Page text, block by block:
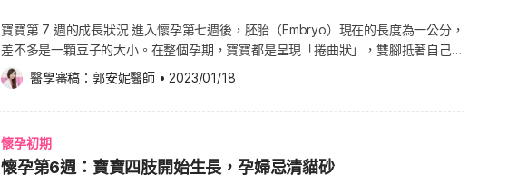
有機） 精油還能添加在面膜、沐浴乳、乳液及噴霧等保養品內，以更便利多樣的形
式提供孕婦選擇使用。值得注意的是，當懷孕的媽媽在使用精油按摩腹部時，應特別
狀。 「油」如神助！孕期3階段疲倦焦慮 擦對變美麗 在不同孕期間，孕婦可能會出
易出現的症狀。子宮隨著胎兒逐漸長大也開始被撐大，間接增加膀胱的壓力，容易出
現頻尿的情形；此階段也容易因荷爾蒙的變化，出現情緒化與疲倦的狀況。在身心都
認證之有機農產品驗證機構，就多達16家之多。 不同的國家對「有機」也有不同標
準。根據美國農業部（United States Department of Agriculture，簡稱USDA）規
章顯示，有機成分比例須達95%以上，方得於外包裝標明為Organic，也就是「有
機」商品。 而有機的個人護理產品若含有農作物成分，也必須達到有機食材的標準
才行。這包含了原料生長於該地的土壤必須至少在3年內沒有使用過任何的禁用物
料、不能在耕地出現汙水汙泥等各種規則。 因此所謂「有機」的美妝與保養品，與
一般保養商品的差異就在於成份來源，皆標榜以可溯源有據的有機農場、有機莊園為
劉奕吟醫師表示，生理性的妊娠甲狀腺亢進通常不會對孕婦或胎兒健康造成危險。但
甲狀腺亢進未治療或是控制較差的孕婦，懷孕容易併發流產、早產、子癲前症、死
產，甚至因甲狀腺風暴（Thyroid storm），導致充血性心臟衰竭死亡率相當高。 若
取剖腹生產，而剛出生的寶寶可能會有心跳加快、發抖、流汗、低體重或是生長遲
滯，甲狀腺腫大、心因性胎兒水腫等情形。 如何診斷妊娠甲狀腺亢進 準媽媽在懷孕
前可至醫院檢查甲狀腺機能，抽血檢驗血清的游離型甲狀腺素（Free T3、Free
T4）、甲狀腺刺激素濃度（TSH）、抗甲狀腺過氧化酶抗體（Microsomal Ab）及
化學成分盡量少碰 現在許多消費者非常在意保養品的成分，是因為其內所含的化學
物質很可能不會為我們的健康加分。據國家衛生研究院的所提供的資訊指出，洗面乳
甲酸二乙酯（Diethyl phthalate，簡稱DEP）」的塑化劑。 孕媽咪使用這種含有塑
意的是：某些成分，例如含有 A 酸和水楊酸的產品絕對不能在孕期使用，因為很有
可能提高產下畸型兒的風險，所以一定要請教專業的醫事人員為先。 只要成分天然
寶寶第 7 週的成長狀況 進入懷孕第七週後，胚胎（Embryo）現在的長度為一公分，
差不多是一顆豆子的大小。在整個孕期，寶寶都是呈現「捲曲狀」，雙腳抵著自己小
小的身軀，難得會有伸直的姿勢。 因此要精確地量出寶寶的身長不大容易，這也是
為什麼醫事人員要測量寶寶的實際身高時，是從頭頂量到臀部尾椎的「坐高」，而不
是從頭頂量到腳趾的直立身長。 我們在懷孕第6週一文所提到寶寶的四肢也開始慢慢
來越立體，不只是眼睛、耳朵的生長急遽地發展，連眼瞼也慢慢成形。寶寶也將開始
有規律的心跳。 由於腦部與脊髓正飛速地發展，寶寶每分鐘差不多會新長出一百個
醫學審稿： 郭安妮醫師 • 2023/01/18
懷孕初期
懷孕第6週：寶寶四肢開始生長，孕婦忌清貓砂